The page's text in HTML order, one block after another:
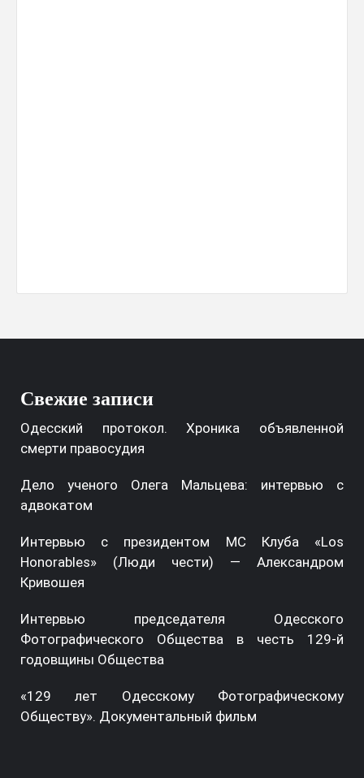
Свежие записи
Одесский протокол. Хроника объявленной
смерти правосудия
Дело ученого Олега Мальцева: интервью с
адвокатом
Интервью с президентом МС Клуба «Los
Honorables» (Люди чести) — Александром
Кривошея
Интервью председателя Одесского
Фотографического Общества в честь 129-й
годовщины Общества
«129 лет Одесскому Фотографическому
Обществу». Документальный фильм